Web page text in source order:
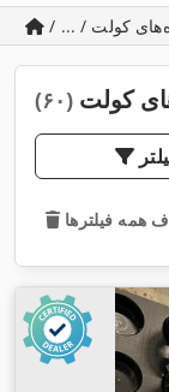
کولت (۶۰)
همه فیلترها